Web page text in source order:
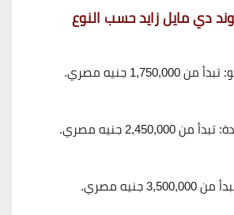
دي مايل زايد حسب النوع
تبدأ من 1,750,000 جنيه مصري.
تبدأ من 2,450,000 جنيه مصري.
3,500,000 جنيه مصري.